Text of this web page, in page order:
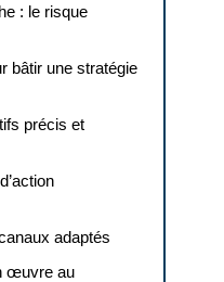
: le risque
bâtir une stratégie
précis et
adaptés
œuvre au